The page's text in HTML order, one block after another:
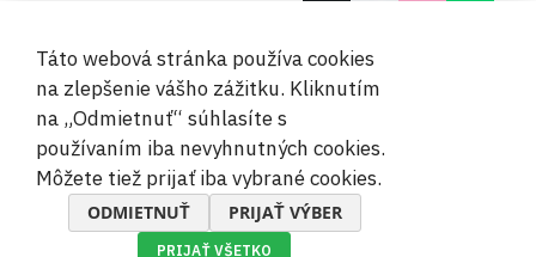
© 2019-2026 Megamix s.r.o.
Táto webová stránka používa cookies
na zlepšenie vášho zážitku. Kliknutím
na „Odmietnuť“ súhlasíte s
používaním iba nevyhnutných cookies.
Môžete tiež prijať iba vybrané cookies.
ODMIETNUŤ PRIJAŤ VÝBER
PRIJAŤ VŠETKO